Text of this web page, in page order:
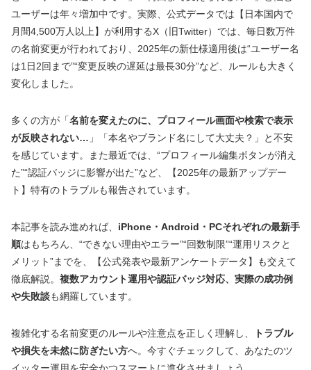
ユーザーは年々増加中です。実際、公式データでは【日本国内で
月間4,500万人以上】が利用するX（旧Twitter）では、毎日数万件
の名前変更が行われており、2025年の新仕様適用後は“ユーザー名
は1日2回まで”“変更反映の遅延は最長30分”など、ルールも大きく
変化しました。
多くの方が「名前を変えたのに、プロフィール画面や検索で表示
が反映されない… 」「本名やブランド名にして大丈夫？」と不安
を感じています。また最近では、“プロフィール編集ボタンが消え
た”“認証バッジに影響が出た”など、【2025年の最新アップデー
ト】特有のトラブルも報告されています。
本記事を読み進めれば、 iPhone・Android・PCそれぞれの最新手
順はもちろん、“できない理由やエラー”“回数制限”“運用リスクと
メリット”までを、【公式発表や最新アンケートデータ】も交えて
徹底解説。 複数アカウント運用や認証バッジ対応、実際の成功例
や失敗談も網羅しています。
複雑化する名前変更のルールや注意点を正しく理解し、
トラブル
や損失を未然に防ぎたい方へ。今すぐチェックして、あなたのツ